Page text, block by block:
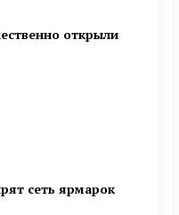
открыли
сеть ярмарок